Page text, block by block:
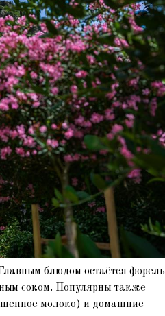
блюдом остаётся форель
соком. Популярны также
молоко) и домашние